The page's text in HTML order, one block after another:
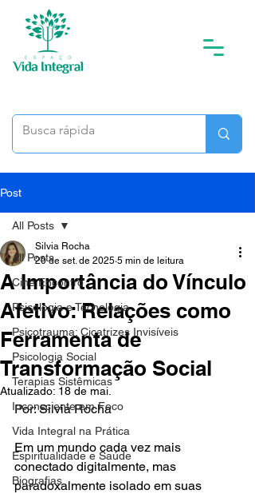
Post
All Posts
Cine Encontro
Psicologia e Tecnologia
Psicotrauma: Cicatrizes Invisíveis
Psicologia Social
Terapias Sistêmicas
Inconsciente em Foco
Vida Integral na Prática
Espiritualidade e Saúde
Biografias
All Posts
A Importância do Vínculo
Afetivo: Relações como
Ferramenta de
Transformação Social
Silvia Rocha
20 de set. de 2025 5 min de leitura
Atualizado: 18 de mai.
Por: Silvia Rocha
Em um mundo cada vez mais
conectado digitalmente, mas
paradoxalmente isolado em suas